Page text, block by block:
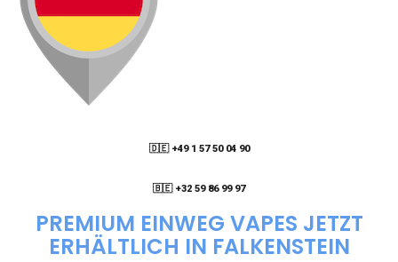
🇩🇪 +49 1 57 50 04 90
🇧🇪 +32 59 86 99 97
PREMIUM EINWEG VAPES JETZT
ERHÄLTLICH IN FALKENSTEIN